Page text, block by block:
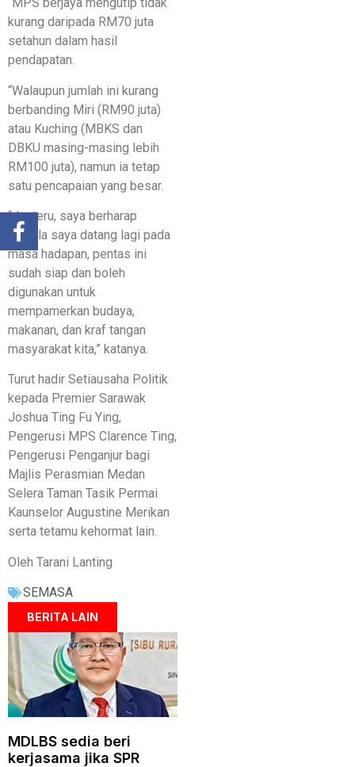
kurang daripada RM70 juta
setahun dalam hasil
pendapatan.
“Walaupun jumlah ini kurang
berbanding Miri (RM90 juta)
atau Kuching (MBKS dan
DBKU masing-masing lebih
RM100 juta), namun ia tetap
satu pencapaian yang besar.
“Justeru, saya berharap
apabila saya datang lagi pada
masa hadapan, pentas ini
sudah siap dan boleh
digunakan untuk
mempamerkan budaya,
makanan, dan kraf tangan
masyarakat kita,” katanya.
Turut hadir Setiausaha Politik
kepada Premier Sarawak
Joshua Ting Fu Ying,
Pengerusi MPS Clarence Ting,
Pengerusi Penganjur bagi
Majlis Perasmian Medan
Selera Taman Tasik Permai
Kaunselor Augustine Merikan
serta tetamu kehormat lain.
Oleh Tarani Lanting
SEMASA
BERITA LAIN
MDLBS sedia beri
kerjasama jika SPR